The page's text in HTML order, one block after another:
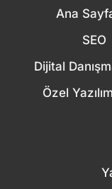
Ana
SEO
Dijital
Özel